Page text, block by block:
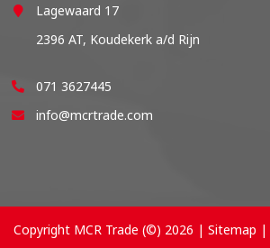
Lagewaard 17
2396 AT, Koudekerk a/d Rijn
071 3627445
info@mcrtrade.com
Copyright MCR Trade (©) 2026 | Sitemap |